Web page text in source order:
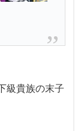
級貴族の末子